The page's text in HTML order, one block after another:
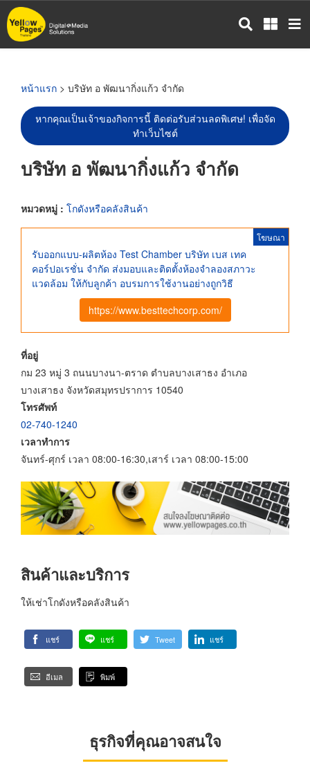
ข้าม
ไป
หน้าแรก > บริษัท อ พัฒนากิ่งแก้ว จำกัด
หากคุณเป็นเจ้าของกิจการนี้ ติดต่อรับส่วนลดพิเศษ! เพื่อจัด
ทำเว็บไซต์
บริษัท อ พัฒนากิ่งแก้ว จำกัด
หมวดหมู่ : โกดังหรือคลังสินค้า
โฆษณา
รับออกแบบ-ผลิตห้อง Test Chamber บริษัท เบส เทค
คอร์ปอเรชั่น จำกัด ส่งมอบและติดตั้งห้องจำลองสภาวะ
แวดล้อม ให้กับลูกค้า อบรมการใช้งานอย่างถูกวิธี
https://www.besttechcorp.com/
ที่อยู่
กม 23 หมู่ 3 ถนนบางนา-ตราด ตำบลบางเสาธง อำเภอ
บางเสาธง จังหวัดสมุทรปราการ 10540
โทรศัพท์
02-740-1240
เวลาทำการ
จันทร์-ศุกร์ เวลา 08:00-16:30,เสาร์ เวลา 08:00-15:00
สินค้าและบริการ
ให้เช่าโกดังหรือคลังสินค้า
แชร์ แชร์ Tweet แชร์
อีเมล พิมพ์
ธุรกิจที่คุณอาจสนใจ